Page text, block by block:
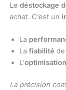
Le déstockage
achat. C’est un
La
La fiabilité
L’optimisation
La précision